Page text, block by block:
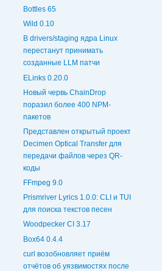
Bottles 65
Wild 0.10
В drivers/staging ядра Linux
перестанут принимать
созданные LLM патчи
ELinks 0.20.0
Новый червь ChainDrop
поразил более 400 NPM-
пакетов
Представлен открытый проект
Decimen Optical Transfer для
передачи файлов через QR-
коды
FFmpeg 9.0
Prismriver Lyrics 1.0.0: CLI и TUI
для поиска текстов песен
Woodpecker CI 3.17
Box64 0.4.4
curl возобновляет приём
отчётов об уязвимостях после